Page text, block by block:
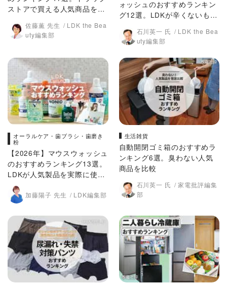
ストアで買える人気商品をLD
佐藤薫 先生
LDK the Bea
uty編集部
ォッシュのおすすめランキン
グ12選。LDKが辛くないもの
石川英一 氏
LDK the Bea
uty編集部
オーラルケア・歯ブラシ・歯磨き
粉
【2026年】マウスウォッシュ
のおすすめランキング13選。
LDKが人気製品を実際に使っ
て比較
加藤陽子 先生 LDK編集部
生活雑貨
自動開閉ゴミ箱のおすすめラ
ンキング6選。臭わない人気
商品を比較
石川英一 氏
家電批評編集
部